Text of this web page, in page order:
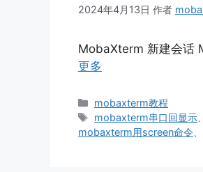
2024年4月13日 作者
MobaXterm 新建会话
更多
分
类
mobaxterm教程
标
签
mobaxterm串口回显示
mobaxterm用screen命令